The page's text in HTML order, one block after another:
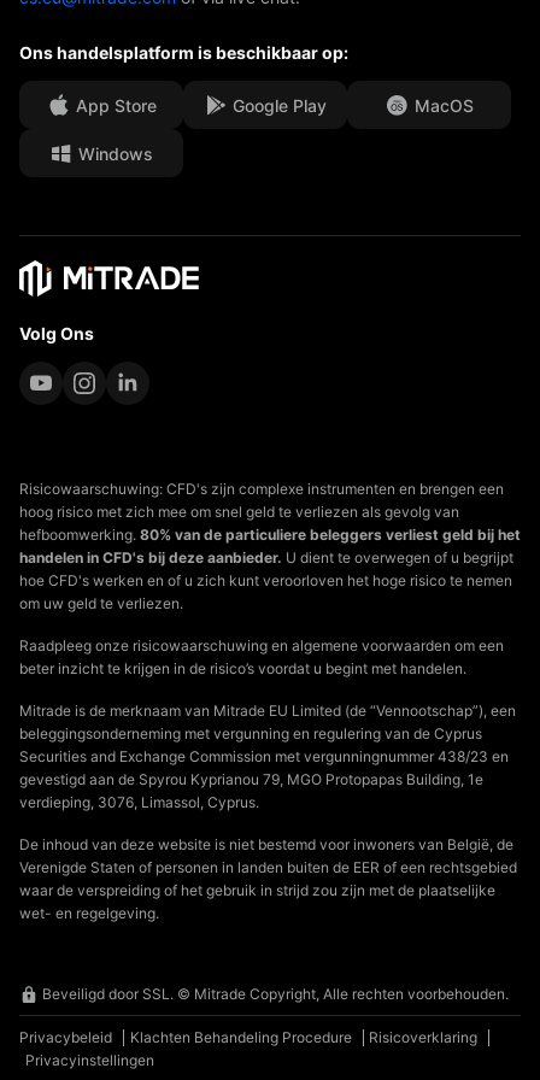
Media Centre
Carrièremogelijkheden
Juridische documenten
Afdeling Help
Veelgestelde vragen (FAQ)
Ons handelsplatform is beschikbaar op:
App Store Google Play MacOS
Windows
Volg Ons
Risicowaarschuwing: CFD's zijn complexe instrumenten en brengen een
hoog risico met zich mee om snel geld te verliezen als gevolg van
hefboomwerking. 80% van de particuliere beleggers verliest geld bij het
handelen in CFD's bij deze aanbieder. U dient te overwegen of u begrijpt
hoe CFD's werken en of u zich kunt veroorloven het hoge risico te nemen
om uw geld te verliezen.
Raadpleeg onze risicowaarschuwing en algemene voorwaarden om een
beter inzicht te krijgen in de risico’s voordat u begint met handelen.
Mitrade is de merknaam van Mitrade EU Limited (de “Vennootschap”), een
beleggingsonderneming met vergunning en regulering van de Cyprus
Securities and Exchange Commission met vergunningnummer 438/23 en
gevestigd aan de Spyrou Kyprianou 79, MGO Protopapas Building, 1e
verdieping, 3076, Limassol, Cyprus.
De inhoud van deze website is niet bestemd voor inwoners van België, de
Verenigde Staten of personen in landen buiten de EER of een rechtsgebied
waar de verspreiding of het gebruik in strijd zou zijn met de plaatselijke
wet- en regelgeving.
Beveiligd door SSL. © Mitrade Copyright, Alle rechten voorbehouden.
Privacybeleid Klachten Behandeling Procedure
Risicoverklaring
Privacyinstellingen